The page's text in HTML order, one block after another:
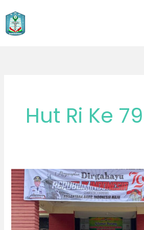
ke
konten
Hut Ri Ke 79
Pelaksanaan
Upacara
hari
kemerdekaan